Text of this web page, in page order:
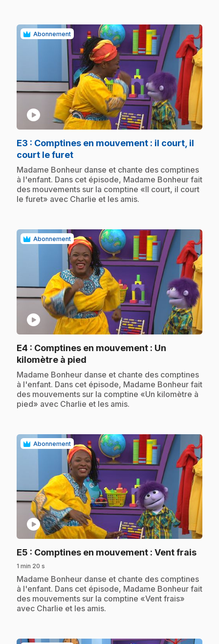
Abonnement
play_circle
E3 : Comptines en mouvement : il court, il
court le furet.
.Madame Bonheur danse et chante des comptines
à l'enfant. Dans cet épisode, Madame Bonheur fait
des mouvements sur la comptine «Il court, il court
le furet» avec Charlie et les amis.
Abonnement
play_circle
E4 : Comptines en mouvement : Un
kilomètre à pied
.Madame Bonheur danse et chante des comptines
à l'enfant. Dans cet épisode, Madame Bonheur fait
des mouvements sur la comptine «Un kilomètre à
pied» avec Charlie et les amis.
Abonnement
play_circle
E5 : Comptines en mouvement : Vent frais.
1 min 20 s
.Madame Bonheur danse et chante des comptines
à l'enfant. Dans cet épisode, Madame Bonheur fait
des mouvements sur la comptine «Vent frais»
avec Charlie et les amis.